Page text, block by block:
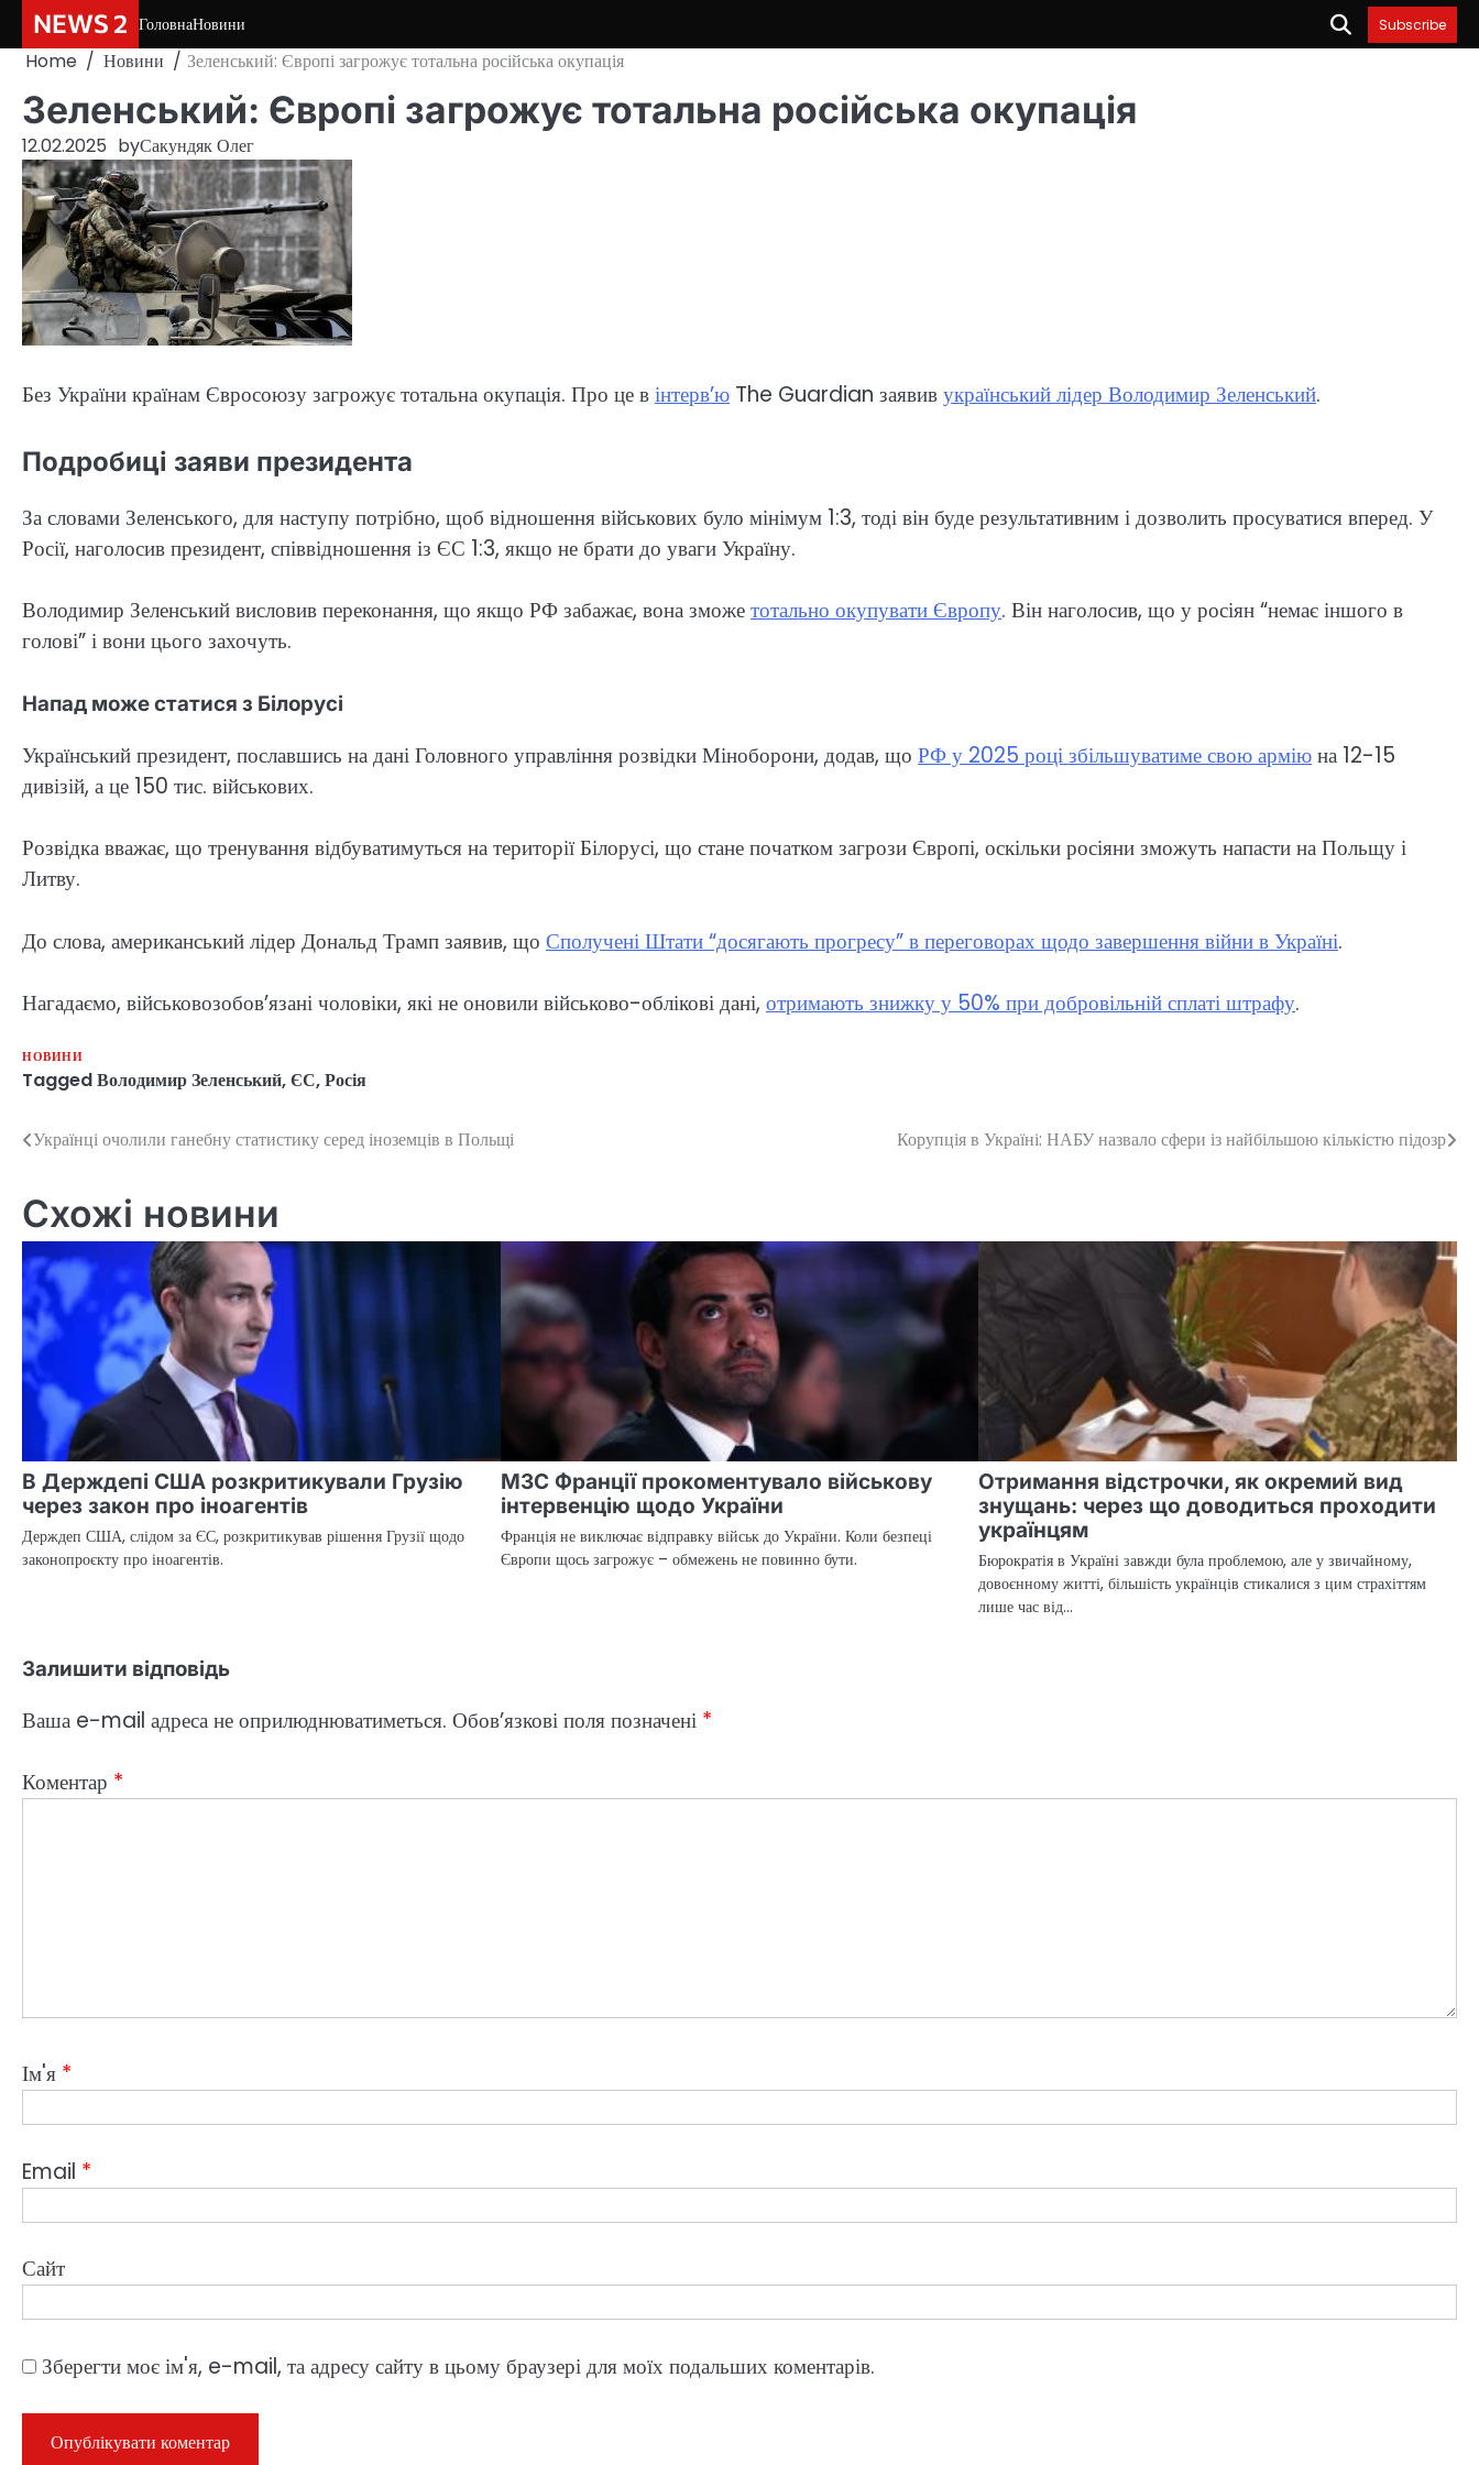
content
NEWS 2 ГоловнаНовини Subscribe
Home Новини Зеленський: Європі загрожує тотальна російська окупація
Зеленський: Європі загрожує тотальна російська окупація
12.02.2025 byСакундяк Олег
Без України країнам Євросоюзу загрожує тотальна окупація. Про це вінтерв’ю The Guardian заявивукраїнський лідер Володимир Зеленський.
Подробиці заяви президента
За словами Зеленського, для наступу потрібно, щоб відношення військових було мінімум 1:3, тоді він буде результативним і дозволить просуватися вперед. У
Росії, наголосив президент, співвідношення із ЄС 1:3, якщо не брати до уваги Україну.
Володимир Зеленський висловив переконання, що якщо РФ забажає, вона зможетотально окупувати Європу. Він наголосив, що у росіян “немає іншого в
голові” і вони цього захочуть.
Напад може статися з Білорусі
Український президент, пославшись на дані Головного управління розвідки Міноборони, додав, що РФ у 2025 році збільшуватиме свою арміюна 12-15
дивізій, а це 150 тис. військових.
Розвідка вважає, що тренування відбуватимуться на території Білорусі, що стане початком загрози Європі, оскільки росіяни зможуть напасти на Польщу і
Литву.
До слова, американський лідер Дональд Трамп заявив, що Сполучені Штати “досягають прогресу” в переговорах щодо завершення війни в Україні.
Нагадаємо, військовозобов’язані чоловіки, які не оновили військово-облікові дані, отримають знижку у 50% при добровільній сплаті штрафу.
НОВИНИ
TaggedВолодимир Зеленський,ЄС,Росія
Навігація
Українці очолили ганебну статистику серед іноземців в Польщі Корупція в Україні: НАБУ назвало сфери із найбільшою кількістю підозр
Схожі новини
В Держдепі США розкритикували Грузію
через закон про іноагентів
Держдеп США, слідом за ЄС, розкритикував рішення Грузії щодо
законопроєкту про іноагентів.
МЗС Франції прокоментувало військову
інтервенцію щодо України
Франція не виключає відправку військ до України. Коли безпеці
Європи щось загрожує – обмежень не повинно бути.
Отримання відстрочки, як окремий вид
знущань: через що доводиться проходити
українцям
Бюрократія в Україні завжди була проблемою, але у звичайному,
довоєнному житті, більшість українців стикалися з цим страхіттям
лише час від…
Залишити відповідь
Ваша e-mail адреса не оприлюднюватиметься. Обов’язкові поля позначені *
Коментар *
Ім'я *
Email *
Сайт
Зберегти моє ім'я, e-mail, та адресу сайту в цьому браузері для моїх подальших коментарів.